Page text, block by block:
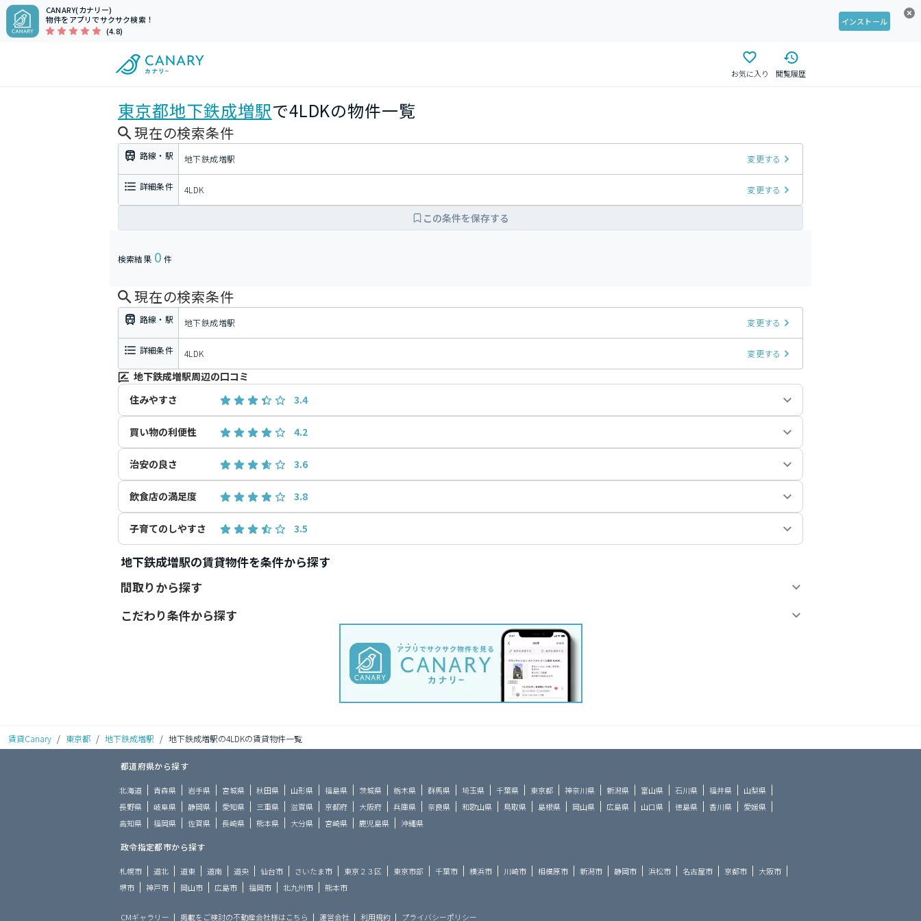
CANARY(カナリー)
物件をアプリでサクサク検索！
(4.8)
インストール
お気に入り 閲覧履歴
東京都地下鉄成増駅で4LDKの物件一覧
現在の検索条件
路線・駅 地下鉄成増駅 変更する
詳細条件 4LDK 変更する
この条件を保存する
検索結果 0 件
現在の検索条件
路線・駅 地下鉄成増駅 変更する
詳細条件 4LDK 変更する
地下鉄成増駅周辺の口コミ
住みやすさ
3.4
買い物の利便性 4.2
治安の良さ 3.6
飲食店の満足度 3.8
子育てのしやすさ 3.5
地下鉄成増駅の賃貸物件を条件から探す
間取りから探す
こだわり条件から探す
賃貸Canary / 東京都 / 地下鉄成増駅 / 地下鉄成増駅の4LDKの賃貸物件一覧
都道府県から探す
北海道 青森県 岩手県 宮城県 秋田県 山形県 福島県 茨城県 栃木県 群馬県 埼玉県 千葉県 東京都 神奈川県 新潟県 富山県 石川県 福井県
山梨県
長野県
岐阜県 静岡県 愛知県 三重県 滋賀県 京都府 大阪府 兵庫県 奈良県 和歌山県 鳥取県 島根県 岡山県 広島県 山口県 徳島県 香川県
愛媛県
高知県
福岡県 佐賀県 長崎県 熊本県 大分県 宮崎県 鹿児島県 沖縄県
政令指定都市から探す
札幌市 道北 道東 道南 道央 仙台市 さいたま市 東京２３区 東京市部 千葉市 横浜市 川崎市 相模原市 新潟市 静岡市 浜松市 名古屋市 京都市
大阪市
堺市
神戸市 岡山市 広島市 福岡市 北九州市 熊本市
CMギャラリー 掲載をご検討の不動産会社様はこちら 運営会社 利用規約 プライバシーポリシー